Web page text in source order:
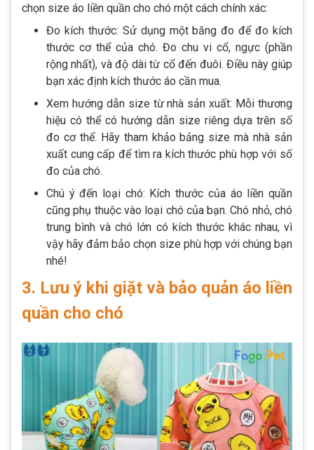
chọn size áo liền quần cho chó một cách chính xác:
Đo kích thước: Sử dụng một băng đo để đo kích
thước cơ thể của chó. Đo chu vi cổ, ngực (phần
rộng nhất), và độ dài từ cổ đến đuôi. Điều này giúp
bạn xác định kích thước áo cần mua.
Xem hướng dẫn size từ nhà sản xuất: Mỗi thương
hiệu có thể có hướng dẫn size riêng dựa trên số
đo cơ thể. Hãy tham khảo bảng size mà nhà sản
xuất cung cấp để tìm ra kích thước phù hợp với số
đo của chó.
Chú ý đến loại chó: Kích thước của áo liền quần
cũng phụ thuộc vào loại chó của bạn. Chó nhỏ, chó
trung bình và chó lớn có kích thước khác nhau, vì
vậy hãy đảm bảo chọn size phù hợp với chúng bạn
nhé!
3. Lưu ý khi giặt và bảo quản áo liền
quần cho chó